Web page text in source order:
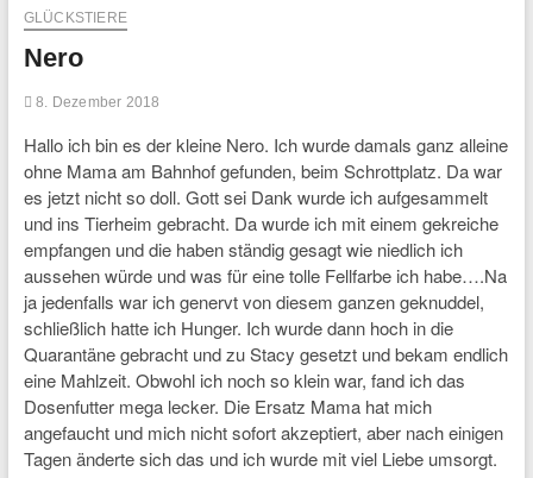
GLÜCKSTIERE
Nero
8. Dezember 2018
Hallo ich bin es der kleine Nero. Ich wurde damals ganz alleine
ohne Mama am Bahnhof gefunden, beim Schrottplatz. Da war
es jetzt nicht so doll. Gott sei Dank wurde ich aufgesammelt
und ins Tierheim gebracht. Da wurde ich mit einem gekreiche
empfangen und die haben ständig gesagt wie niedlich ich
aussehen würde und was für eine tolle Fellfarbe ich habe….Na
ja jedenfalls war ich genervt von diesem ganzen geknuddel,
schließlich hatte ich Hunger. Ich wurde dann hoch in die
Quarantäne gebracht und zu Stacy gesetzt und bekam endlich
eine Mahlzeit. Obwohl ich noch so klein war, fand ich das
Dosenfutter mega lecker. Die Ersatz Mama hat mich
angefaucht und mich nicht sofort akzeptiert, aber nach einigen
Tagen änderte sich das und ich wurde mit viel Liebe umsorgt.